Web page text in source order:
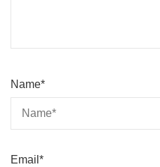
Name*
Email *